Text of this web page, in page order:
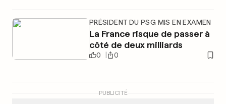
PRÉSIDENT DU PSG MIS EN EXAMEN
La France risque de passer à
côté de deux milliards
0 0
PUBLICITÉ